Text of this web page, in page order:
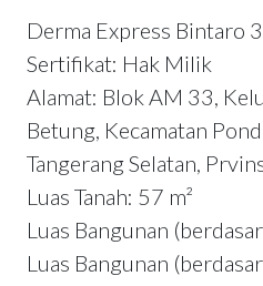
Derma Express Bintaro
Sertifikat: Hak Milik
Alamat: Blok AM 33,
Betung, Kecamatan
Tangerang Selatan,
Luas Tanah: 57 m²
Luas Bangunan
Luas Bangunan